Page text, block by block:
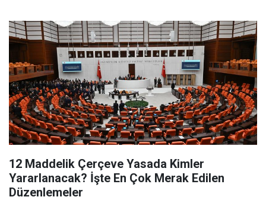
12 Maddelik Çerçeve Yasada Kimler
Yararlanacak? İşte En Çok Merak Edilen
Düzenlemeler